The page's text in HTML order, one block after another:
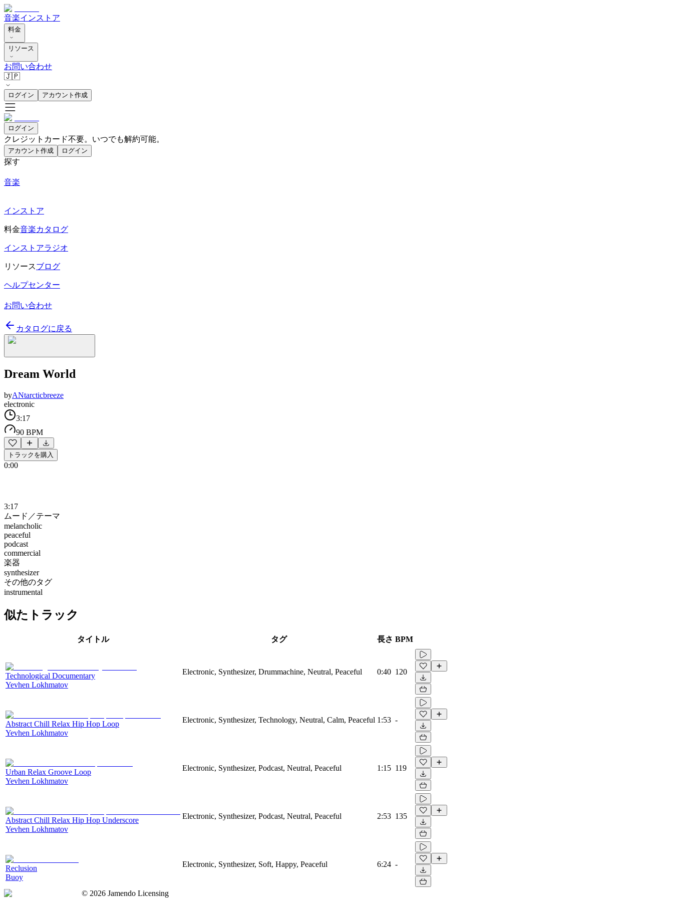
音楽インストア
料金
リソース
お問い合わせ
🇯🇵
ログイン アカウント作成
ログイン
クレジットカード不要。いつでも解約可能。
アカウント作成 ログイン
探す
音楽
インストア
料金音楽カタログ
インストアラジオ
リソースブログ
ヘルプセンター
お問い合わせ
カタログに戻る
Dream World
byANtarcticbreeze
electronic
3:17
90 BPM
トラックを購入
0:00
3:17
ムード／テーマ
melancholic
peaceful
podcast
commercial
楽器
synthesizer
その他のタグ
instrumental
似たトラック
タイトル タグ 長さ BPM
Technological Documentary
Yevhen Lokhmatov
Electronic, Synthesizer, Drummachine, Neutral, Peaceful 0:40 120
Abstract Chill Relax Hip Hop Loop
Yevhen Lokhmatov
Electronic, Synthesizer, Technology, Neutral, Calm, Peaceful 1:53 -
Urban Relax Groove Loop
Yevhen Lokhmatov
Electronic, Synthesizer, Podcast, Neutral, Peaceful 1:15 119
Abstract Chill Relax Hip Hop Underscore
Yevhen Lokhmatov
Electronic, Synthesizer, Podcast, Neutral, Peaceful 2:53 135
Reclusion
Buoy
Electronic, Synthesizer, Soft, Happy, Peaceful 6:24 -
© 2026 Jamendo Licensing